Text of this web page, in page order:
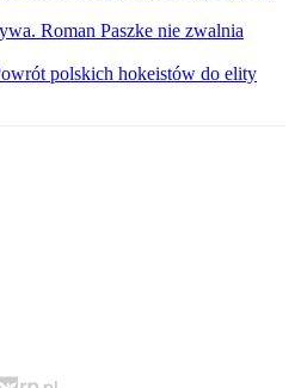
Roman Paszke nie zwalnia
polskich hokeistów do elity